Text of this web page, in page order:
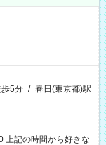
5分 / 春日(東京都)駅